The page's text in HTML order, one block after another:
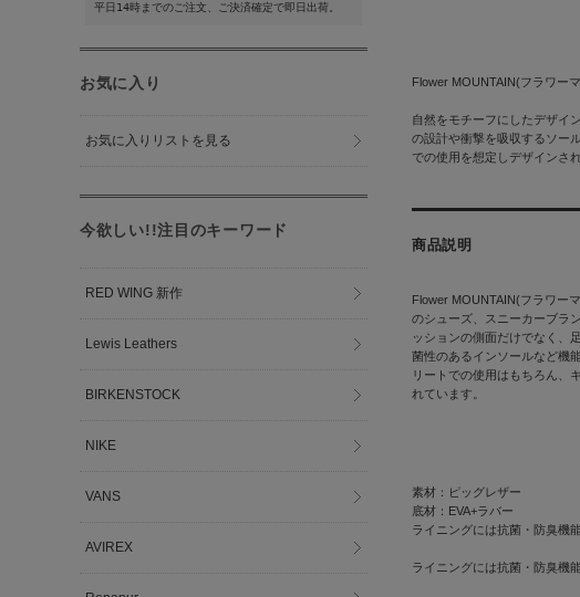
Flower MOUNTAIN(フラワー
自然をモチーフにしたデザイ
の設計や衝撃を吸収するソー
での使用を想定しデザインさ
商品説明
Flower MOUNTAIN(フラワー
のシューズ、スニーカーブラ
ッションの側面だけでなく、
菌性のあるインソールなど機
リートでの使用はもちろん、
れています。
素材：ピッグレザー
底材：EVA+ラバー
ライニングには抗菌・防臭機
ライニングには抗菌・防臭機
平日14時までのご注文、ご決済確定で即日出荷。
お気に入り
お気に入りリストを見る
今欲しい!!注目のキーワード
RED WING 新作
Lewis Leathers
BIRKENSTOCK
NIKE
VANS
AVIREX